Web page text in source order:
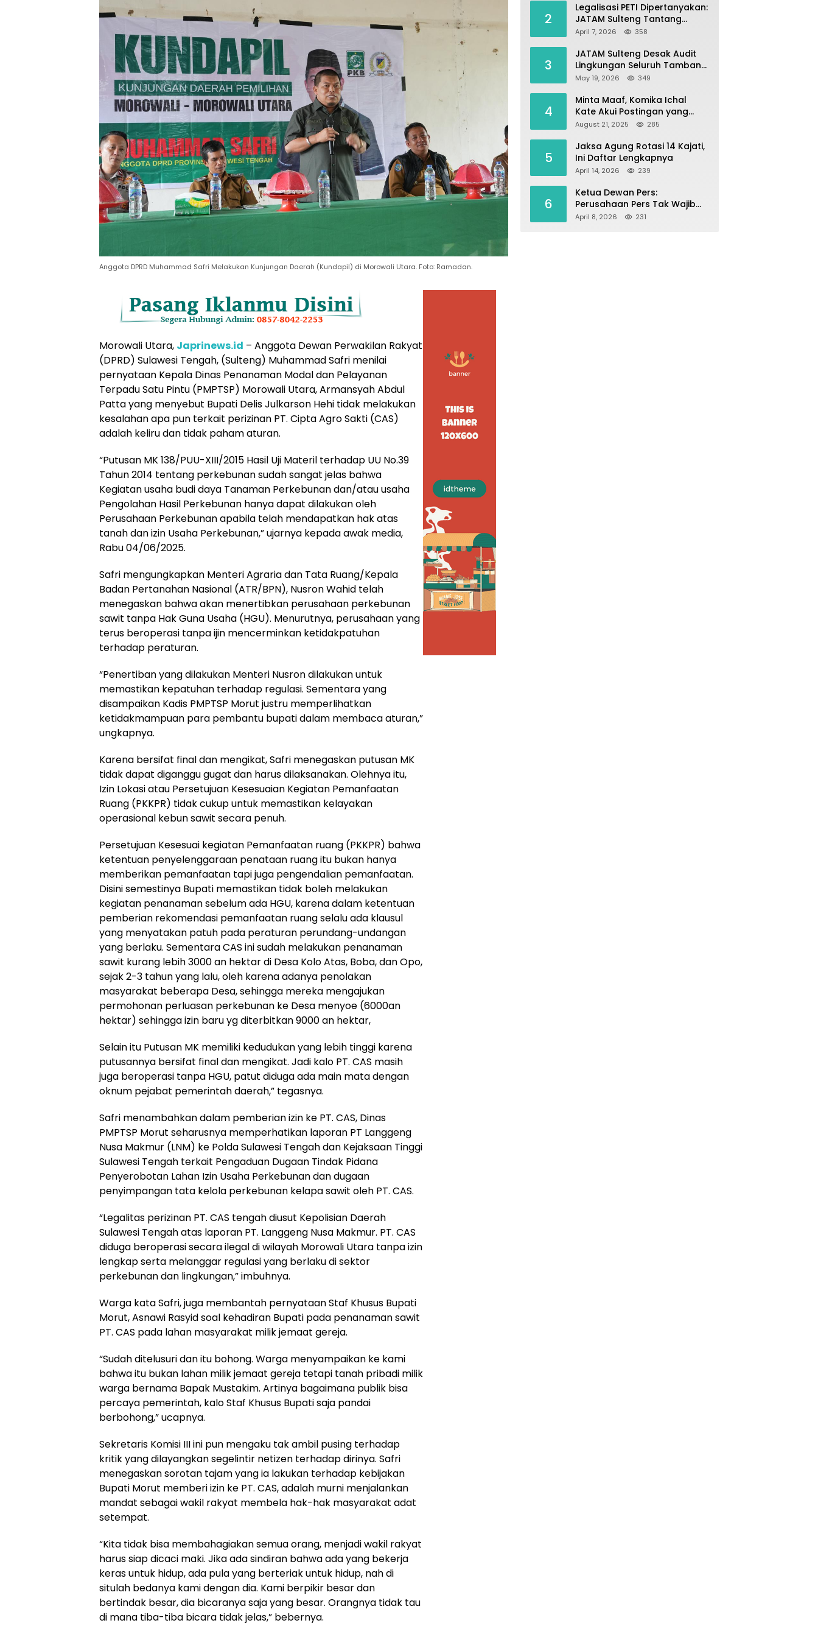
Anggota DPRD Muhammad Safri Melakukan Kunjungan Daerah (Kundapil) di Morowali Utara. Foto: Ramadan.
Morowali Utara, Japrinews.id – Anggota Dewan Perwakilan Rakyat
(DPRD) Sulawesi Tengah, (Sulteng) Muhammad Safri menilai
pernyataan Kepala Dinas Penanaman Modal dan Pelayanan
Terpadu Satu Pintu (PMPTSP) Morowali Utara, Armansyah Abdul
Patta yang menyebut Bupati Delis Julkarson Hehi tidak melakukan
kesalahan apa pun terkait perizinan PT. Cipta Agro Sakti (CAS)
adalah keliru dan tidak paham aturan.
“Putusan MK 138/PUU-XIII/2015 Hasil Uji Materil terhadap UU No.39
Tahun 2014 tentang perkebunan sudah sangat jelas bahwa
Kegiatan usaha budi daya Tanaman Perkebunan dan/atau usaha
Pengolahan Hasil Perkebunan hanya dapat dilakukan oleh
Perusahaan Perkebunan apabila telah mendapatkan hak atas
tanah dan izin Usaha Perkebunan,” ujarnya kepada awak media,
Rabu 04/06/2025.
Safri mengungkapkan Menteri Agraria dan Tata Ruang/Kepala
Badan Pertanahan Nasional (ATR/BPN), Nusron Wahid telah
menegaskan bahwa akan menertibkan perusahaan perkebunan
sawit tanpa Hak Guna Usaha (HGU). Menurutnya, perusahaan yang
terus beroperasi tanpa ijin mencerminkan ketidakpatuhan
terhadap peraturan.
“Penertiban yang dilakukan Menteri Nusron dilakukan untuk
memastikan kepatuhan terhadap regulasi. Sementara yang
disampaikan Kadis PMPTSP Morut justru memperlihatkan
ketidakmampuan para pembantu bupati dalam membaca aturan,”
ungkapnya.
Karena bersifat final dan mengikat, Safri menegaskan putusan MK
tidak dapat diganggu gugat dan harus dilaksanakan. Olehnya itu,
Izin Lokasi atau Persetujuan Kesesuaian Kegiatan Pemanfaatan
Ruang (PKKPR) tidak cukup untuk memastikan kelayakan
operasional kebun sawit secara penuh.
Persetujuan Kesesuai kegiatan Pemanfaatan ruang (PKKPR) bahwa
ketentuan penyelenggaraan penataan ruang itu bukan hanya
memberikan pemanfaatan tapi juga pengendalian pemanfaatan.
Disini semestinya Bupati memastikan tidak boleh melakukan
kegiatan penanaman sebelum ada HGU, karena dalam ketentuan
pemberian rekomendasi pemanfaatan ruang selalu ada klausul
yang menyatakan patuh pada peraturan perundang-undangan
yang berlaku. Sementara CAS ini sudah melakukan penanaman
sawit kurang lebih 3000 an hektar di Desa Kolo Atas, Boba, dan Opo,
sejak 2-3 tahun yang lalu, oleh karena adanya penolakan
masyarakat beberapa Desa, sehingga mereka mengajukan
permohonan perluasan perkebunan ke Desa menyoe (6000an
hektar) sehingga izin baru yg diterbitkan 9000 an hektar,
Selain itu Putusan MK memiliki kedudukan yang lebih tinggi karena
putusannya bersifat final dan mengikat. Jadi kalo PT. CAS masih
juga beroperasi tanpa HGU, patut diduga ada main mata dengan
oknum pejabat pemerintah daerah,” tegasnya.
Safri menambahkan dalam pemberian izin ke PT. CAS, Dinas
PMPTSP Morut seharusnya memperhatikan laporan PT Langgeng
Nusa Makmur (LNM) ke Polda Sulawesi Tengah dan Kejaksaan Tinggi
Sulawesi Tengah terkait Pengaduan Dugaan Tindak Pidana
Penyerobotan Lahan Izin Usaha Perkebunan dan dugaan
penyimpangan tata kelola perkebunan kelapa sawit oleh PT. CAS.
“Legalitas perizinan PT. CAS tengah diusut Kepolisian Daerah
Sulawesi Tengah atas laporan PT. Langgeng Nusa Makmur. PT. CAS
diduga beroperasi secara ilegal di wilayah Morowali Utara tanpa izin
lengkap serta melanggar regulasi yang berlaku di sektor
perkebunan dan lingkungan,” imbuhnya.
Warga kata Safri, juga membantah pernyataan Staf Khusus Bupati
Morut, Asnawi Rasyid soal kehadiran Bupati pada penanaman sawit
PT. CAS pada lahan masyarakat milik jemaat gereja.
“Sudah ditelusuri dan itu bohong. Warga menyampaikan ke kami
bahwa itu bukan lahan milik jemaat gereja tetapi tanah pribadi milik
warga bernama Bapak Mustakim. Artinya bagaimana publik bisa
percaya pemerintah, kalo Staf Khusus Bupati saja pandai
berbohong,” ucapnya.
Sekretaris Komisi III ini pun mengaku tak ambil pusing terhadap
kritik yang dilayangkan segelintir netizen terhadap dirinya. Safri
menegaskan sorotan tajam yang ia lakukan terhadap kebijakan
Bupati Morut memberi izin ke PT. CAS, adalah murni menjalankan
mandat sebagai wakil rakyat membela hak-hak masyarakat adat
setempat.
“Kita tidak bisa membahagiakan semua orang, menjadi wakil rakyat
harus siap dicaci maki. Jika ada sindiran bahwa ada yang bekerja
keras untuk hidup, ada pula yang berteriak untuk hidup, nah di
situlah bedanya kami dengan dia. Kami berpikir besar dan
bertindak besar, dia bicaranya saja yang besar. Orangnya tidak tau
di mana tiba-tiba bicara tidak jelas,” bebernya.
2
Legalisasi PETI Dipertanyakan:
JATAM Sulteng Tantang
Gubernur Berhenti Andalkan
Parigi Moutong sebagai
Lumbung Pangan
April 7, 2026 358
3
JATAM Sulteng Desak Audit
Lingkungan Seluruh Tambang
Batuan di Sepanjang Pesisir
May 19, 2026 349
4
Minta Maaf, Komika Ichal
Kate Akui Postingan yang
Singgung Media Karena Emosi
August 21, 2025 285
5
Jaksa Agung Rotasi 14 Kajati,
Ini Daftar Lengkapnya
April 14, 2026 239
6
Ketua Dewan Pers:
Perusahaan Pers Tak Wajib
Terdaftar, UKW Bukan Syarat
April 8, 2026 231